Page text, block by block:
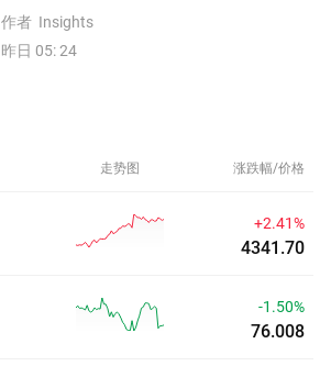
底”确立剑指这一目标！
作者 Insights
昨日 05: 24
走势图 涨跌幅/价格
+2.41%
4341.70
-1.50%
76.008